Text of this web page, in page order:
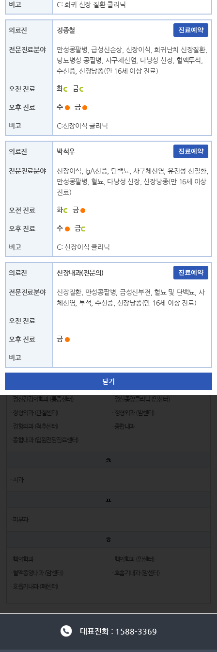
· 산부인과(공용진료센터)
· 성형외과
· 소아청소년과 (유전-희귀질환)
· 소아청소년과 (종합)
· 소아청소년과 (중환자)
· 소아청소년과(내분비대사)
· 소아청소년과(소화기영양)
· 소아청소년과(신경) (뇌신경센터)
· 소아청소년과(신경)
· 소아청소년과(신생아)
· 소아청소년과(신장)
· 소아청소년과(심장)
· 소아청소년과(알레르기호흡기)
· 소화기내과 (소화기센터)
· 순환기내과 (심장혈관센터)
· 신경과 (뇌신경센터)
· 신경과 (어지럼증센터)
· 신경외과 (암센터)
· 신경외과 (척추센터)
· 신경외과 (통증센터)
· 신장내과
· 심장혈관흉부외과 (심장혈관센터)
· 심장혈관흉부외과 (폐센터)
· 안과
· 영상의학과
· 외과
· 외과 (심장혈관센터)
· 외과(공용진료센터)
· 이비인후과
· 이비인후과 (암센터)
· 이비인후과 (어지럼증센터)
· 재활의학과 (뇌신경센터)
· 재활의학과 (암센터)
· 정신건강의학과 (노인의료센터)
· 정신건강의학과 (뇌신경센터)
· 정신건강의학과 (어지럼증센터)
· 정신건강의학과 (통증센터)
· 정신종양클리닉 (암센터)
· 정형외과 (관절센터)
· 정형외과 (암센터)
· 정형외과 (척추센터)
· 종합내과
· 종합내과 (입원전담진료센터)
ㅊ
· 치과
ㅍ
· 피부과
ㅎ
· 핵의학과
· 핵의학과 (암센터)
· 혈액종양내과 (암센터)
· 호흡기내과 (암센터)
· 호흡기내과 (폐센터)
C: 희귀 신장 질환 클리닉
정종철
만성콩팥병, 급성신손상, 신장이식, 희귀난치 신장질환,
당뇨병성 콩팥병, 사구체신염, 다낭성 신장, 혈액투석,
수신증, 신장낭종(만 16세 이상 진료)
화 금
수 금
C:신장이식 클리닉
박석우
신장이식, IgA신증, 단백뇨, 사구체신염, 유전성 신질환,
만성콩팥병, 혈뇨, 다낭성 신장, 신장낭종(만 16세 이상
진료)
화 금
수 금
C: 신장이식 클리닉
신장내과(전문의)
신장질환, 만성콩팥병, 급성신부전, 혈뇨 및 단백뇨, 사
체신염, 투석, 수신증, 신장낭종(만 16세 이상 진료)
금
닫기
대표전화 : 1588-3369